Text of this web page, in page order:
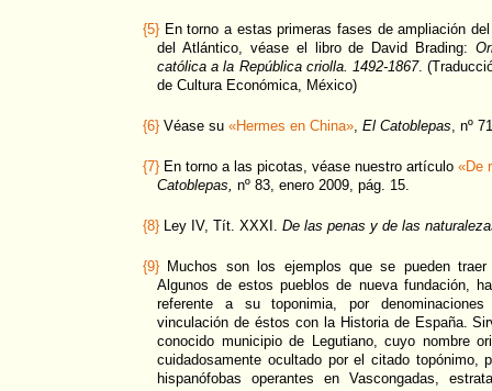
{5} En torno a estas primeras fases de ampliación
del Atlántico, véase el libro de David Brading:
católica a la República criolla. 1492-1867.
de Cultura Económica, México)
{6} Véase su «Hermes en China», El Catoblepas, nº
{7} En torno a las picotas, véase nuestro artículo «De
Catoblepas, nº 83, enero 2009, pág. 15.
{8} Ley IV, Tít. XXXI. De las penas y de las
{9} Muchos son los ejemplos que se pueden
Algunos de estos pueblos de nueva fundación,
referente a su toponimia, por
vinculación de éstos con la Historia de España.
conocido municipio de Legutiano, cuyo nombre
cuidadosamente ocultado por el citado topónimo,
hispanófobas operantes en Vascongadas,